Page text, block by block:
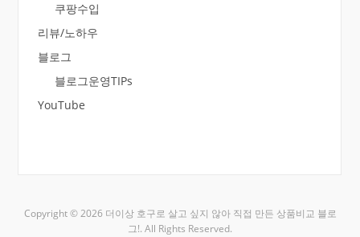
쿠팡수입
리뷰/노하우
블로그
블로그운영TIPs
YouTube
Copyright © 2026 더이상 호구로 살고 싶지 않아 직접 만든 상품비교 블로
그!. All Rights Reserved.